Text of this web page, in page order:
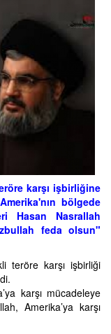
karşı işbirliğine
bölgede
Hasan Nasrallah
feda olsun"
teröre karşı işbirliği
karşı mücadeleye
Amerika’ya karşı